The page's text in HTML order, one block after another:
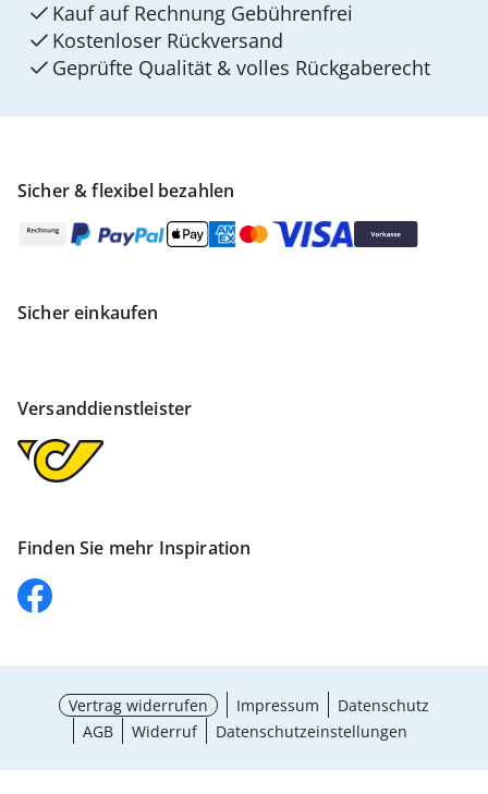
Sicher & flexibel bezahlen
Sicher einkaufen
Versanddienstleister
Finden Sie mehr Inspiration
Kauf auf Rechnung Gebührenfrei
Kostenloser Rückversand
Geprüfte Qualität & volles Rückgaberecht
Vertrag widerrufen Impressum
Datenschutz
AGB
Widerruf Datenschutzeinstellungen